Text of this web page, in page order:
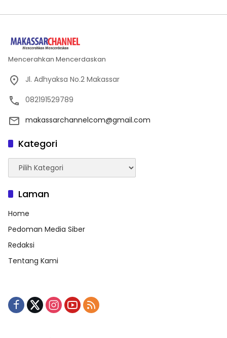
Mencerahkan Mencerdaskan
Jl. Adhyaksa No.2 Makassar
082191529789
makassarchannelcom@gmail.com
Kategori
Kategori
Laman
Home
Pedoman Media Siber
Redaksi
Tentang Kami